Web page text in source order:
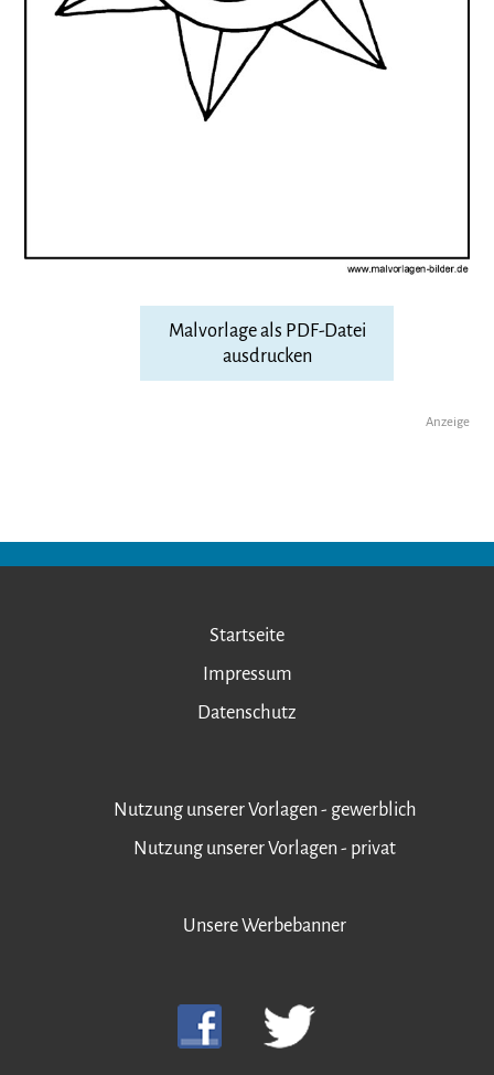
Malvorlage als PDF-Datei
ausdrucken
Anzeige
Startseite
Impressum
Datenschutz
Nutzung unserer Vorlagen - gewerblich
Nutzung unserer Vorlagen - privat
Unsere Werbebanner